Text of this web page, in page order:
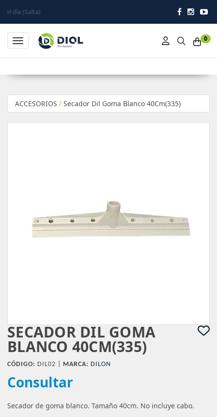
0
Toggle navigation
ACCESORIOS / Secador Dil Goma Blanco 40Cm(335)
SECADOR DIL GOMA
BLANCO 40CM(335)
CÓDIGO: DIL02 | MARCA: DILON
Consultar
Secador de goma blanco. Tamaño 40cm. No incluye cabo.